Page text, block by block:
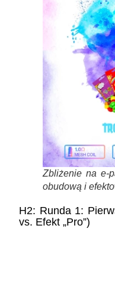
Zbliżenie na e-
obudową i
H2: Runda 1:
vs. Efekt „Pro”)